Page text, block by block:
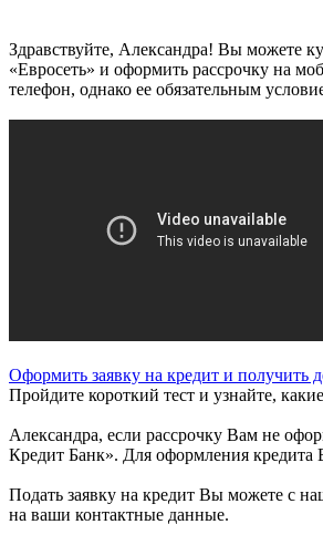
Здравствуйте, Александра! Вы можете
«Евросеть» и оформить рассрочку на
телефон, однако ее обязательным
Оформить заявку на кредит и получить
Пройдите короткий тест и узнайте,
Александра, если рассрочку Вам не
Кредит Банк». Для оформления кредита
Подать заявку на кредит Вы можете с
на ваши контактные данные.